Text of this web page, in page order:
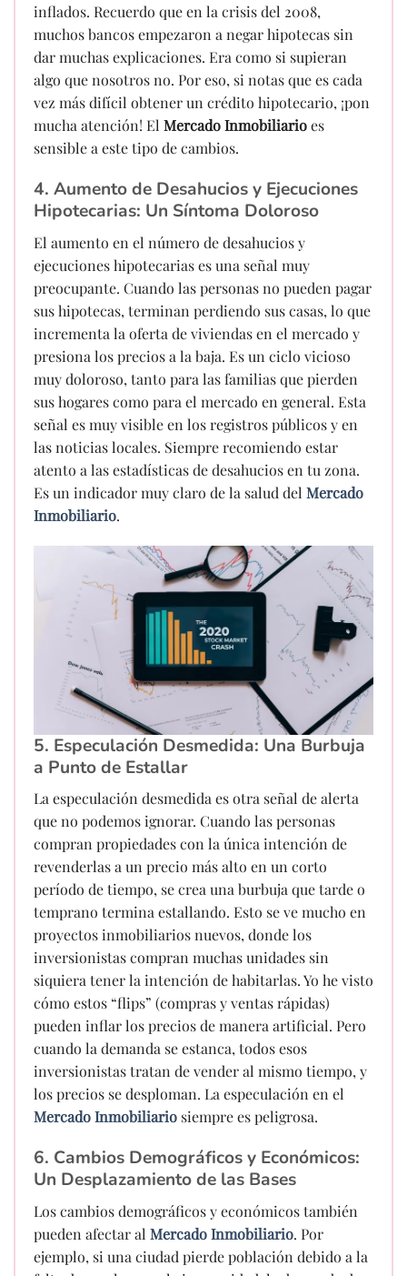
inflados. Recuerdo que en la crisis del 2008,
muchos bancos empezaron a negar hipotecas sin
dar muchas explicaciones. Era como si supieran
algo que nosotros no. Por eso, si notas que es cada
vez más difícil obtener un crédito hipotecario, ¡pon
mucha atención! El Mercado Inmobiliarioes
sensible a este tipo de cambios.
4. Aumento de Desahucios y Ejecuciones
Hipotecarias: Un Síntoma Doloroso
El aumento en el número de desahucios y
ejecuciones hipotecarias es una señal muy
preocupante. Cuando las personas no pueden pagar
sus hipotecas, terminan perdiendo sus casas, lo que
incrementa la oferta de viviendas en el mercado y
presiona los precios a la baja. Es un ciclo vicioso
muy doloroso, tanto para las familias que pierden
sus hogares como para el mercado en general. Esta
señal es muy visible en los registros públicos y en
las noticias locales. Siempre recomiendo estar
atento a las estadísticas de desahucios en tu zona.
Es un indicador muy claro de la salud del Mercado
Inmobiliario.
5. Especulación Desmedida: Una Burbuja
a Punto de Estallar
La especulación desmedida es otra señal de alerta
que no podemos ignorar. Cuando las personas
compran propiedades con la única intención de
revenderlas a un precio más alto en un corto
período de tiempo, se crea una burbuja que tarde o
temprano termina estallando. Esto se ve mucho en
proyectos inmobiliarios nuevos, donde los
inversionistas compran muchas unidades sin
siquiera tener la intención de habitarlas. Yo he visto
cómo estos “flips” (compras y ventas rápidas)
pueden inflar los precios de manera artificial. Pero
cuando la demanda se estanca, todos esos
inversionistas tratan de vender al mismo tiempo, y
los precios se desploman. La especulación en el
Mercado Inmobiliario siempre es peligrosa.
6. Cambios Demográficos y Económicos:
Un Desplazamiento de las Bases
Los cambios demográficos y económicos también
pueden afectar al Mercado Inmobiliario. Por
ejemplo, si una ciudad pierde población debido a la